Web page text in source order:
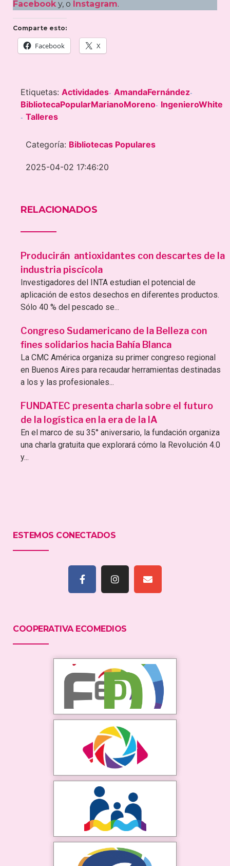
Facebook y, o Instagram.
Comparte esto:
Facebook X
Etiquetas: Actividades- AmandaFernández-
BibliotecaPopularMarianoMoreno- IngenieroWhite
- Talleres
Categoría: Bibliotecas Populares
2025-04-02 17:46:20
RELACIONADOS
Producirán antioxidantes con descartes de la
industria piscícola
Investigadores del INTA estudian el potencial de
aplicación de estos desechos en diferentes productos.
Sólo 40 % del pescado se...
Congreso Sudamericano de la Belleza con
fines solidarios hacia Bahía Blanca
La CMC América organiza su primer congreso regional
en Buenos Aires para recaudar herramientas destinadas
a los y las profesionales...
FUNDATEC presenta charla sobre el futuro
de la logística en la era de la IA
En el marco de su 35° aniversario, la fundación organiza
una charla gratuita que explorará cómo la Revolución 4.0
y...
ESTEMOS CONECTADOS
COOPERATIVA ECOMEDIOS